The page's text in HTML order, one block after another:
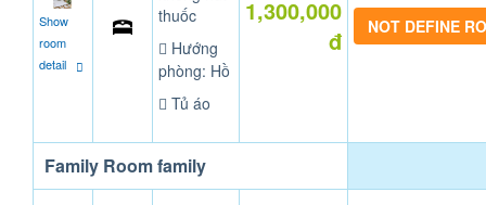
Show
room
detail
thuốc
Hướng
phòng: Hồ
Tủ áo
1,300,000
đ
NOT DEFINE
Family Room family